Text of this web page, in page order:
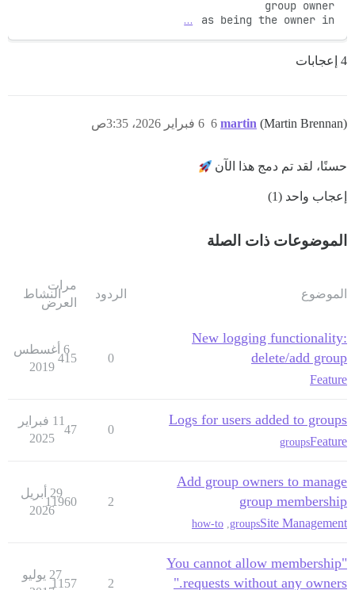
as being the owner in
…
4 إعجابات
martin (Martin Brennan) 6 فبراير 2026، 3:35ص 6
حسنًا، لقد تم دمج هذا الآن
إعجاب واحد (1)
الموضوعات ذات الصلة
الموضوع الردود
مرات
العرض
النشاط
New logging functionality:
delete/add group
Feature
0
415
6 أغسطس
2019
Logs for users added to groups
Feature
groups
0
47
11 فبراير
2025
Add group owners to manage
group membership
Site Management
groups
how-to
2
11960
29 أبريل
2026
"You cannot allow membership
requests without any owners."
2
1157
27 يوليو